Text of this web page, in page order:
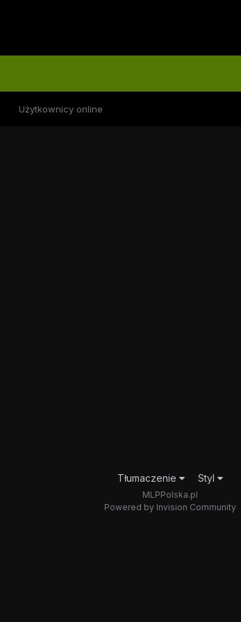
Użytkownicy online
Tłumaczenie Styl
MLPPolska.pl
Powered by Invision Community